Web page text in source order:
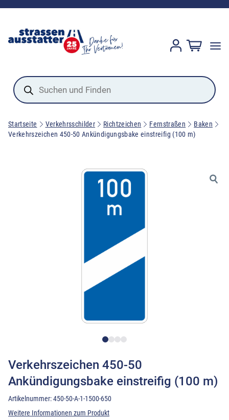
Products
search
Startseite Verkehrsschilder Richtzeichen Fernstraßen
Baken
Verkehrszeichen 450-50 Ankündigungsbake einstreifig (100 m)
Verkehrszeichen 450-50
Ankündigungsbake einstreifig (100 m)
Artikelnummer:450-50-A-1-1500-650
Weitere Informationen zum Produkt